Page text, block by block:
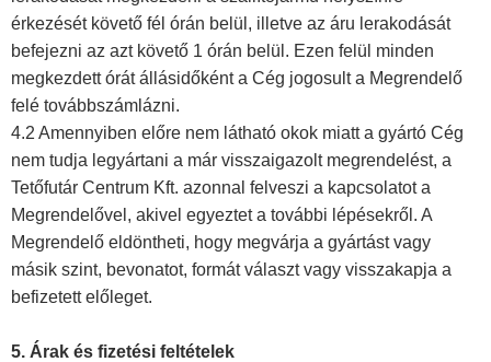
érkezését követő fél órán belül, illetve az áru lerakodását
befejezni az azt követő 1 órán belül. Ezen felül minden
megkezdett órát állásidőként a Cég jogosult a Megrendelő
felé továbbszámlázni.
4.2 Amennyiben előre nem látható okok miatt a gyártó Cég
nem tudja legyártani a már visszaigazolt megrendelést, a
Tetőfutár Centrum Kft. azonnal felveszi a kapcsolatot a
Megrendelővel, akivel egyeztet a további lépésekről. A
Megrendelő eldöntheti, hogy megvárja a gyártást vagy
másik szint, bevonatot, formát választ vagy visszakapja a
befizetett előleget.
5. Árak és fizetési feltételek